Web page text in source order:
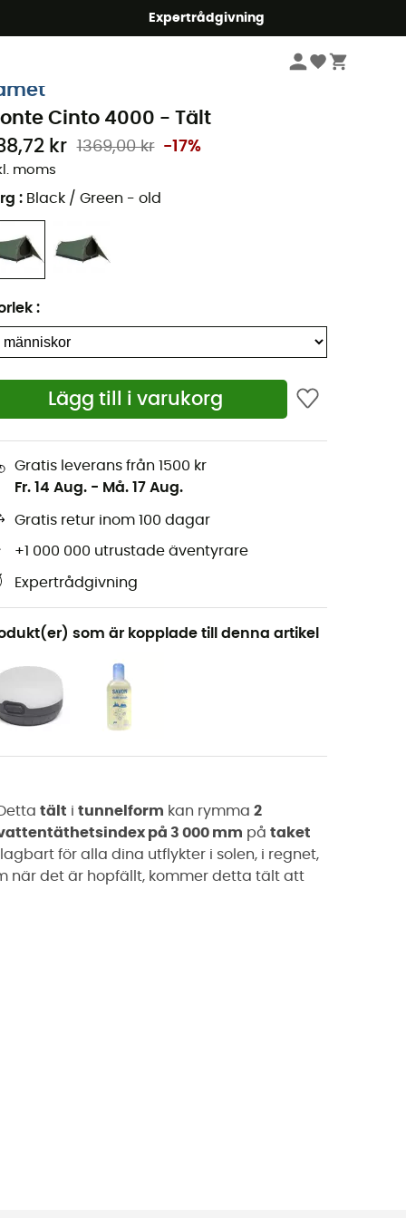
Expertrådgivning
Cinto 4000 - Tält
kr 1369,00 kr -17%
moms
: Black / Green - old
:
Lägg till i varukorg
Gratis leverans från 1500 kr
Fr. 14 Aug. - Må. 17 Aug.
Gratis retur inom 100 dagar
+1 000 000 utrustade äventyrare
Expertrådgivning
som är kopplade till denna artikel
tält i tunnelform kan rymma 2
på 3 000 mm på taket
för alla dina utflykter i solen, i regnet,
när det är hopfällt, kommer detta tält att